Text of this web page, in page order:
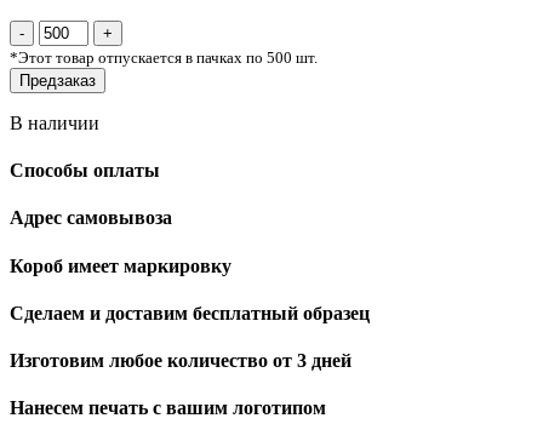
*Этот товар отпускается в пачках по 500 шт.
Предзаказ
В наличии
Способы оплаты
Адрес самовывоза
Короб имеет маркировку
Сделаем и доставим бесплатный образец
Изготовим любое количество от 3 дней
Нанесем печать с вашим логотипом